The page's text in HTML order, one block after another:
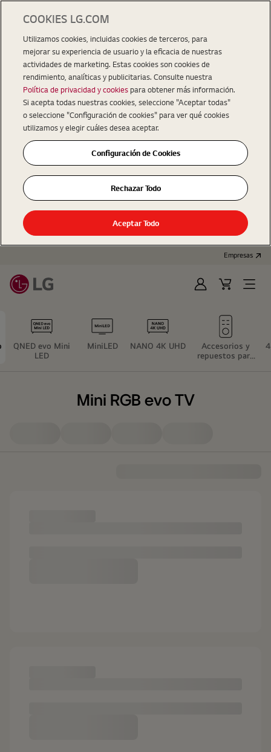
Empresas
IniciarCart
Open
QNED evo Mini
LED
MiniLED NANO 4K UHD
Accesorios y
repuestos para
Mini RGB evo TV
COOKIES LG.COM
Utilizamos cookies, incluidas cookies de terceros, para
mejorar su experiencia de usuario y la eficacia de nuestras
actividades de marketing. Estas cookies son cookies de
rendimiento, analíticas y publicitarias. Consulte nuestra
Política de privacidad y cookiespara obtener más información.
Si acepta todas nuestras cookies, seleccione "Aceptar todas"
o seleccione "Configuración de cookies" para ver qué cookies
utilizamos y elegir cuáles desea aceptar.
Configuración de Cookies
Rechazar Todo
Aceptar Todo